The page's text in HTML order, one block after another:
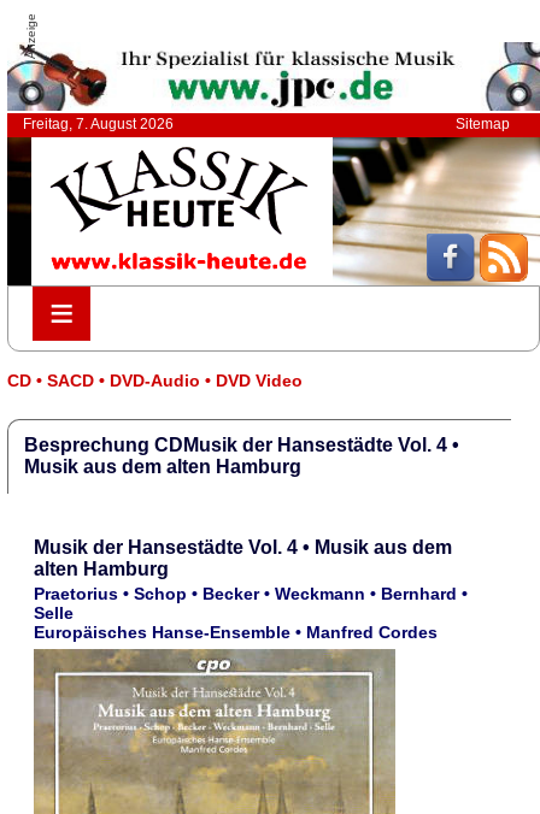
Anzeige
Freitag, 7. August 2026 Sitemap
≡
≡
CD • SACD • DVD-Audio • DVD Video
Besprechung CDMusik der Hansestädte Vol. 4 •
Musik aus dem alten Hamburg
Musik der Hansestädte Vol. 4 • Musik aus dem
alten Hamburg
Praetorius • Schop • Becker • Weckmann • Bernhard •
Selle
Europäisches Hanse-Ensemble • Manfred Cordes